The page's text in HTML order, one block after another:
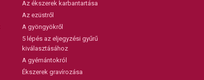
Az ékszerek karbantartása
Az ezüstről
A gyöngyökről
5 lépés az eljegyzési gyűrű
kiválasztásához
A gyémántokról
Ékszerek gravírozása